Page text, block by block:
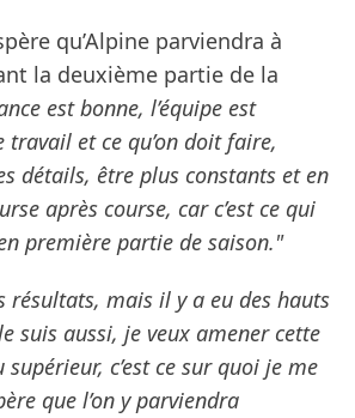
qu’Alpine parviendra à
la deuxième partie de la
est bonne, l’équipe est
travail et ce qu’on doit faire,
détails, être plus constants et en
après course, car c’est ce qui
première partie de saison."
résultats, mais il y a eu des hauts
suis aussi, je veux amener cette
c’est ce sur quoi je me
que l’on y parviendra